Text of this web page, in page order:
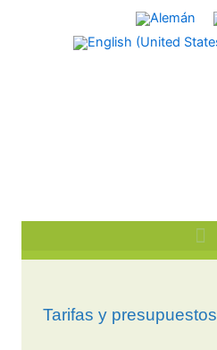
Tarifas y presupuestos